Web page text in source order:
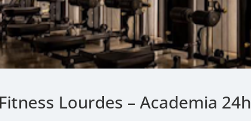
Lourdes – Academia 24h